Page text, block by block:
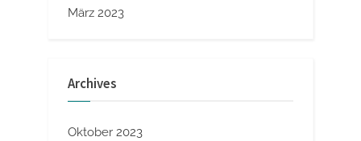
März 2023
Archives
Oktober 2023